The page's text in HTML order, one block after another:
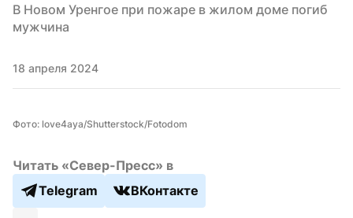
В Новом Уренгое при пожаре в жилом доме погиб
мужчина
18 апреля 2024
Фото: love4aya/Shutterstock/Fotodom
Читать «Север-Пресс» в
Telegram
ВКонтакте